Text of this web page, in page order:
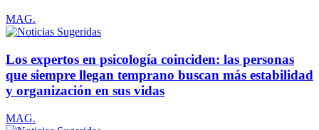
MAG.
Los expertos en psicología coinciden: las personas
que siempre llegan temprano buscan más estabilidad
y organización en sus vidas
MAG.